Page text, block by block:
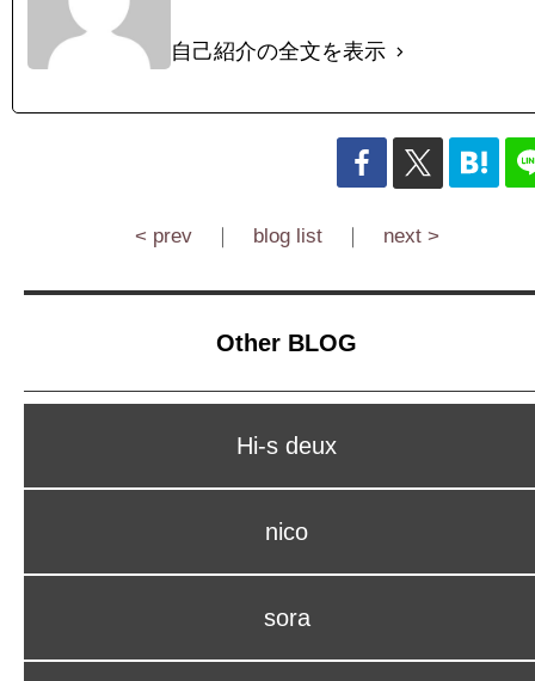
自己紹介の全文を表示
< prev｜ blog list｜ next >
Other BLOG
Hi-s deux
nico
sora